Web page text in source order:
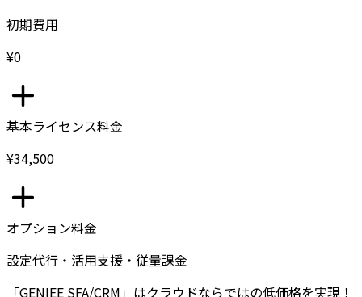
初期費用
¥0
基本ライセンス料金
¥34,500
オプション料金
設定代行・活用支援・従量課金
「GENIEE SFA/CRM」はクラウドならではの低価格を実現！